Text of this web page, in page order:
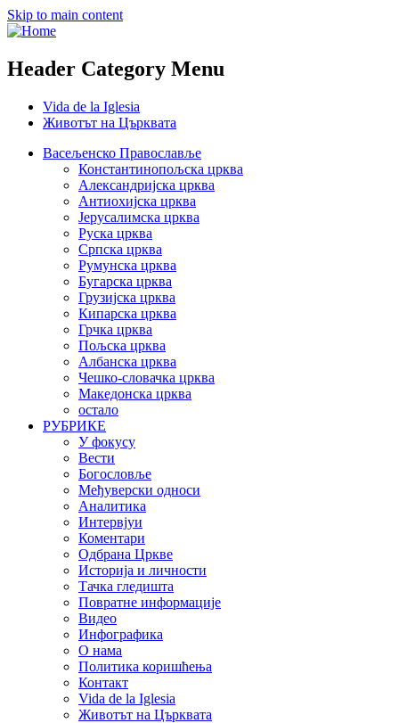
Skip to main content
Header Category Menu
Vida de la Iglesia
Животът на Църквата
Васељенско Православље
Константинопољска црква
Александријска црква
Антиохијска црква
Јерусалимска црква
Руска црква
Српска црква
Румунска црква
Бугарска црква
Грузијска црква
Кипарска црква
Грчка црква
Пољска црква
Албанска црква
Чешко-словачка црква
Македонска црква
остало
РУБРИКЕ
У фокусу
Вести
Богословље
Међуверски односи
Аналитика
Интервјуи
Коментари
Одбрана Цркве
Историја и личности
Тачка гледишта
Повратне информације
Видео
Инфографика
О нама
Политика коришћења
Контакт
Vida de la Iglesia
Животът на Църквата